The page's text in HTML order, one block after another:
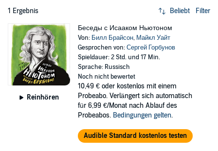
1 Ergebnis Beliebt Filter
Reinhören
Беседы с Исааком Ньютоном
Von: Билл Брайсон, Майкл Уайт
Gesprochen von:Сергей Горбунов
Spieldauer: 2 Std. und 17 Min.
Sprache: Russisch
Noch nicht bewertet
10,49 € oder kostenlos mit einem
Probeabo. Verlängert sich automatisch
für 6,99 €/Monat nach Ablauf des
Probeabos. Bedingungen gelten.
Audible Standard kostenlos testen